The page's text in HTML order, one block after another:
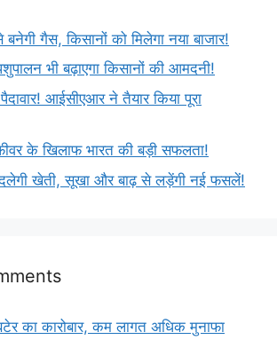
बनेगी गैस, किसानों को मिलेगा नया बाजार!
भी बढ़ाएगा किसानों की आमदनी!
आईसीएआर ने तैयार किया पूरा
के खिलाफ भारत की बड़ी सफलता!
खेती, सूखा और बाढ़ से लड़ेंगी नई फसलें!
का कारोबार, कम लागत अधिक मुनाफा